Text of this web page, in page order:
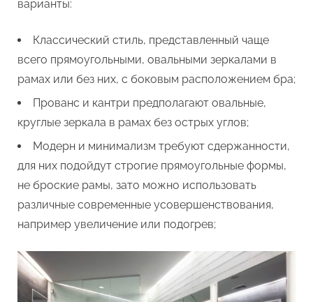
варианты:
Классический стиль, представленный чаще
всего прямоугольными, овальными зеркалами в
рамах или без них, с боковым расположением бра;
Прованс и кантри предполагают овальные,
круглые зеркала в рамах без острых углов;
Модерн и минимализм требуют сдержанности,
для них подойдут строгие прямоугольные формы,
не броские рамы, зато можно использовать
различные современные усовершенствования,
например увеличение или подогрев;